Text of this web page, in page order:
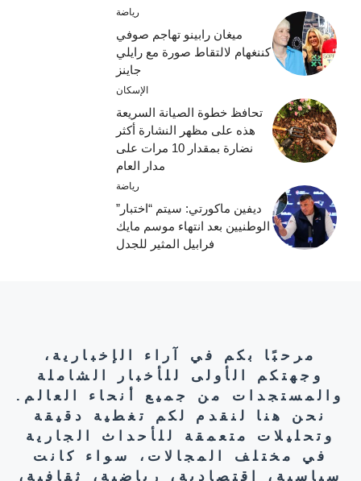
رياضة
ميغان رابينو تهاجم صوفي
كننغهام لالتقاط صورة مع رايلي
جاينز
الإسكان
تحافظ خطوة الصيانة السريعة
هذه على مظهر النشارة أكثر
نضارة بمقدار 10 مرات على
مدار العام
رياضة
ديفين ماكورتي: سيتم “اختبار”
الوطنيين بعد انتهاء موسم مايك
فرابيل المثير للجدل
مرحبًا بكم في آراء الإخبارية،
وجهتكم الأولى للأخبار الشاملة
والمستجدات من جميع أنحاء العالم.
نحن هنا لنقدم لكم تغطية دقيقة
وتحليلات متعمقة للأحداث الجارية
في مختلف المجالات، سواء كانت
سياسية، اقتصادية، رياضية، ثقافية،